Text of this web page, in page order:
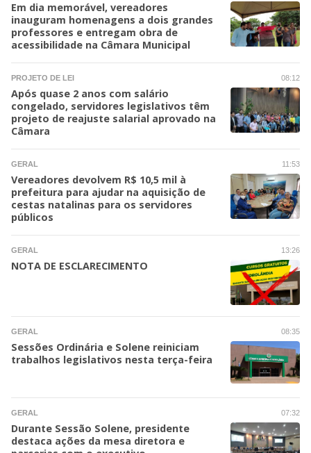
Em dia memorável, vereadores
inauguram homenagens a dois grandes
professores e entregam obra de
acessibilidade na Câmara Municipal
08:12
PROJETO DE LEI
Após quase 2 anos com salário
congelado, servidores legislativos têm
projeto de reajuste salarial aprovado na
Câmara
11:53
GERAL
Vereadores devolvem R$ 10,5 mil à
prefeitura para ajudar na aquisição de
cestas natalinas para os servidores
públicos
13:26
GERAL
NOTA DE ESCLARECIMENTO
08:35
GERAL
Sessões Ordinária e Solene reiniciam
trabalhos legislativos nesta terça-feira
07:32
GERAL
Durante Sessão Solene, presidente
destaca ações da mesa diretora e